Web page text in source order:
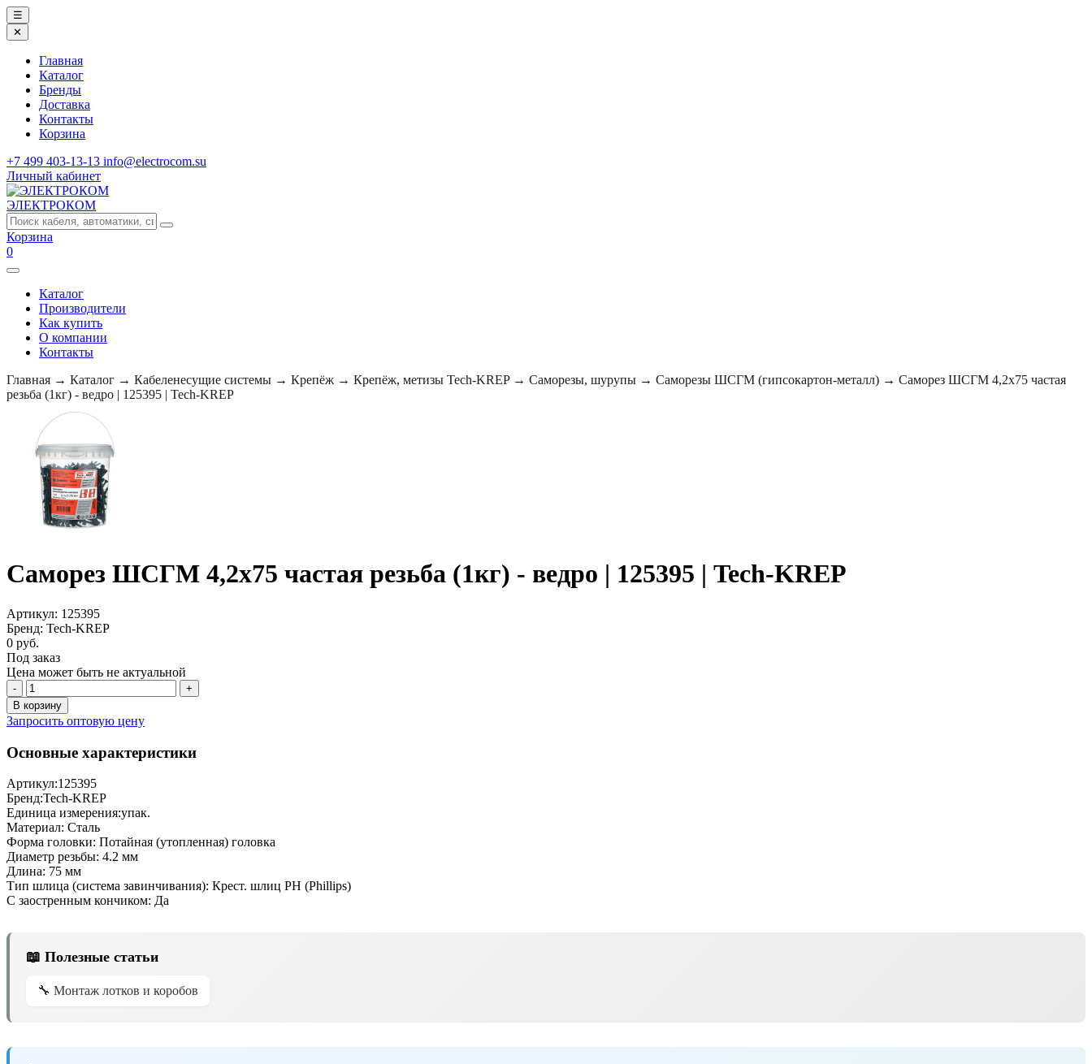
☰
✕
Главная
Каталог
Бренды
Доставка
Контакты
Корзина
+7 499 403-13-13 info@electrocom.su
Личный кабинет
ЭЛЕКТРОКОМ
Корзина
0
Каталог
Производители
Как купить
О компании
Контакты
Главная → Каталог → Кабеленесущие системы → Крепёж → Крепёж, метизы Tech-KREP→ Саморезы, шурупы → Саморезы ШСГМ (гипсокартон-металл) → Саморез ШСГМ 4,2х75 частая
резьба (1кг) - ведро | 125395 | Tech-KREP
Саморез ШСГМ 4,2х75 частая резьба (1кг) - ведро | 125395 | Tech-KREP
Артикул: 125395
Бренд: Tech-KREP
0 руб.
Под заказ
Цена может быть не актуальной
-
+
В корзину
Запросить оптовую цену
Основные характеристики
Артикул:125395
Бренд:Tech-KREP
Единица измерения:упак.
Материал: Сталь
Форма головки: Потайная (утопленная) головка
Диаметр резьбы: 4.2 мм
Длина: 75 мм
Тип шлица (система завинчивания): Крест. шлиц PH (Phillips)
С заостренным кончиком: Да
📖 Полезные статьи
🔧 Монтаж лотков и коробов